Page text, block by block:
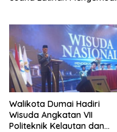
Walikota Dumai Hadiri
Wisuda Angkatan VII
Politeknik Kelautan dan